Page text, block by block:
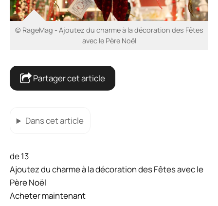
© RageMag - Ajoutez du charme à la décoration des Fêtes
avec le Père Noël
Partager cet article
Dans cet article
de 13
Ajoutez du charme à la décoration des Fêtes avec le
Père Noël
Acheter maintenant